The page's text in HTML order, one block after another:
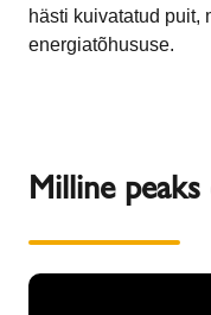
hästi kuivatatud puit,
energiatõhususe.
Milline